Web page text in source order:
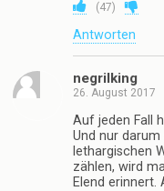
(47)
Antworten
negrilking
26. August 2017
Auf jeden Fall
Und nur
lethargischen
zählen, wird
Elend erinnert.